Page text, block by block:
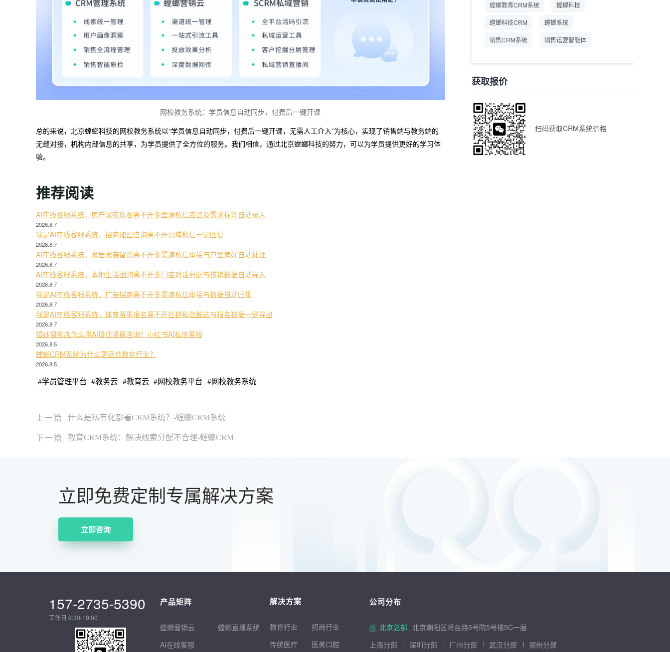
网校教务系统：学员信息自动同步，付费后一键开课
总的来说，北京螳螂科技的网校教务系统以“学员信息自动同步，付费后一键开课，无需人工介入”为核心，实现了销售端与教务端的
无缝对接，机构内部信息的共享，为学员提供了全方位的服务。我们相信，通过北京螳螂科技的努力，可以为学员提供更好的学习体
验。
推荐阅读
AI在线客服系统，房产深夜获客离不开多盘源私信应答及需求标签自动录入
2026.8.7
我是AI在线客服系统，招商加盟咨询离不开公域私信一键回复
2026.8.7
AI在线客服系统，家居家装留资离不开多渠道私信承接与户型偏好自动处理
2026.8.7
AI在线客服系统，本地生活团购离不开多门店对话分配与核销数据自动导入
2026.8.7
我是AI在线客服系统，广告招商离不开多渠道私信承接与数据自动归集
2026.8.7
我是AI在线客服系统，体育赛事报名离不开社群私信触达与报名数据一键导出
2026.8.7
婚纱摄影店怎么用AI接住凌晨咨询？小红书AI私信客服
2026.8.5
螳螂CRM系统为什么更适合教育行业？
2026.8.5
#学员管理平台 #教务云 #教育云 #网校教务平台 #网校教务系统
螳螂教育CRM系统 螳螂科技
螳螂科技CRM 螳螂系统
销售CRM系统 销售运营智能体
获取报价
扫码获取CRM系统价格
上一篇 什么是私有化部署CRM系统？-螳螂CRM系统
下一篇 教育CRM系统：解决线索分配不合理-螳螂CRM
立即免费定制专属解决方案
立即咨询
157-2735-5390
工作日 9:30-19:00
产品矩阵
螳螂营销云
AI在线客服
螳螂直播系统
解决方案
教育行业 招商行业
传统医疗
医美口腔
公司分布
北京总部 北京朝阳区将台路5号院5号楼5C一层
上海分部
深圳分部 广州分部 武汉分部 郑州分部